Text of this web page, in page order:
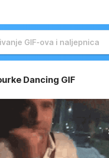
Dancing GIF